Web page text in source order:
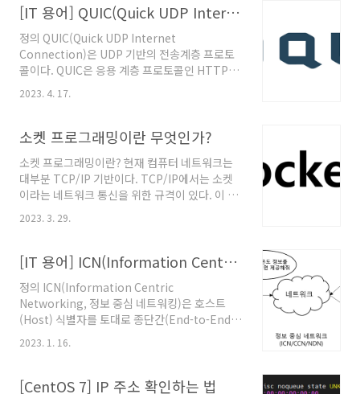
을 적용했다. 참고문서 "엠큐티티, Message
Queuing Telemetry Transport, MQTT", 정
보통신용어사전, 한국정보통신기술협회(TTA).
@원문보기 "MQTT Specifications",
MQTT.org. @원문보기 "MQTT 소개",
yundream, JOINC, 2016년 4월 11일. @원문
[IT 용어] QUIC(Quick UDP Internet Connection)
정의 QUIC(Quick UDP Internet
Connection)은 UDP 기반의 전송계층 프로토
콜이다. QUIC은 응용 계층 프로토콜인 HTTP/2
하부계층 프로토콜로 사용하면서 발생하는 한계
하부 계층 프로토콜로 사용된다. 참고문서
"QUIC, a multiplexed transport over
UDP", The Chromium Projects. @원문보
기 "QUIC (quic)", QUIC working group,
IETF Datatracker. @원문보기 "IETF QUIC
Working Group", QUIC 워킹그룹 홈페이지.
2023. 4. 17.
소켓 프로그래밍이란 무엇인가?
소켓 프로그래밍이란? 현재 컴퓨터 네트워크는
대부분 TCP/IP 기반이다. TCP/IP에서는 소켓
이라는 네트워크 통신을 위한 규격이 있다. 이 소
이 소켓 프로그래밍이다. 소켓 프로그래밍을 처
래밍을 컴퓨터 네트워크 과목을 수강할 때 간단
하게 익혔을 것이며 하위 과목으로 소켓 프로그
래밍이라는 프로그래밍 실습을 많이 하는 과목을
수강했을 수 있다. 전공자가 아니라도 실무하다
보면 언젠가는 접하게 되어 있다. 소켓 프로그래
밍을 활용하는 분야 실제 사용하는 프로그램을
하는 것은 일반적이지만 실제로 소켓 프로그래밍
2023. 3. 29.
[IT 용어] ICN(Information Centric Networking, 정보 중심 네트워킹)
정의 ICN(Information Centric
Networking, 정보 중심 네트워킹)은 호스트
(Host) 식별자를 토대로 종단간(End-to-End)
통신을 수행하는 TCP/IP 같은 기존 네트워킹과
달리 정보 식별자를 토대로 정보를 제공 받는 것
대 컴퓨터 네트워크로 불린다. 유사 용어
2023. 1. 16.
[CentOS 7] IP 주소 확인하는 법